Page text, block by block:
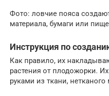
Фото: ловчие пояса
материала, бумаги или
Инструкция по
Как правило, их
растения от плодожорки.
руками из ткани,